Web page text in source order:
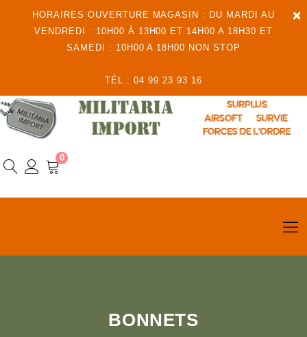
×
HORAIRES OUVERTURE MAGASIN : DU MARDI AU
VENDREDI : 10H00 À 13H00 ET 14H00 A 18H30 ET
SAMEDI : 10H00 A 18H00 NON STOP
TÉL : 04 99 23 93 16
0
BONNETS